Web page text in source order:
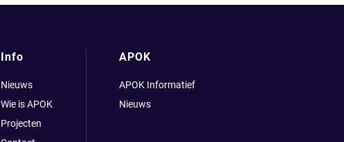
Info
Nieuws
Wie is APOK
Projecten
APOK
APOK Informatief
Nieuws